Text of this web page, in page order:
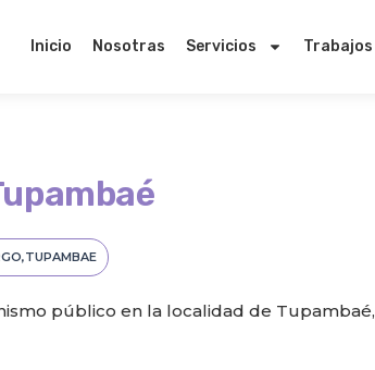
Inicio Nosotras Servicios Trabajos
TUPAMBAE
público en la localidad de Tupambaé,